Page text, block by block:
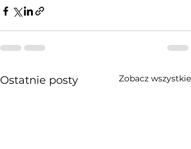
Ostatnie posty Zobacz wszystkie